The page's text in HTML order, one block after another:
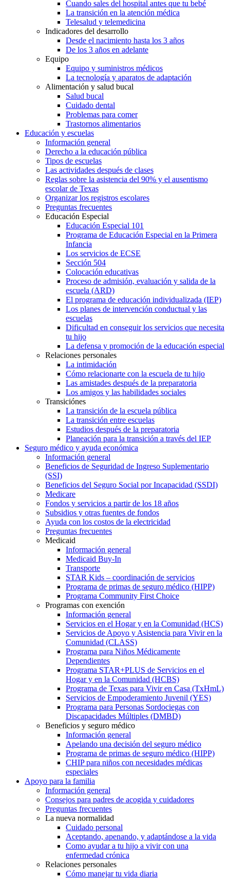
Cuando sales del hospital antes que tu bebé
La transición en la atención médica
Telesalud y telemedicina
Indicadores del desarrollo
Desde el nacimiento hasta los 3 años
De los 3 años en adelante
Equipo
Equipo y suministros médicos
La tecnología y aparatos de adaptación
Alimentación y salud bucal
Salud bucal
Cuidado dental
Problemas para comer
Trastornos alimentarios
Educación y escuelas
Información general
Derecho a la educación pública
Tipos de escuelas
Las actividades después de clases
Reglas sobre la asistencia del 90% y el ausentismo
escolar de Texas
Organizar los registros escolares
Preguntas frecuentes
Educación Especial
Educación Especial 101
Programa de Educación Especial en la Primera
Infancia
Los servicios de ECSE
Sección 504
Colocación educativas
Proceso de admisión, evaluación y salida de la
escuela (ARD)
El programa de educación individualizada (IEP)
Los planes de intervención conductual y las
escuelas
Dificultad en conseguir los servicios que necesita
tu hijo
La defensa y promoción de la educación especial
Relaciones personales
La intimidación
Cómo relacionarte con la escuela de tu hijo
Las amistades después de la preparatoria
Los amigos y las habilidades sociales
Transiciónes
La transición de la escuela pública
La transición entre escuelas
Estudios después de la preparatoria
Planeación para la transición a través del IEP
Seguro médico y ayuda económica
Información general
Beneficios de Seguridad de Ingreso Suplementario
(SSI)
Beneficios del Seguro Social por Incapacidad (SSDI)
Medicare
Fondos y servicios a partir de los 18 años
Subsidios y otras fuentes de fondos
Ayuda con los costos de la electricidad
Preguntas frecuentes
Medicaid
Información general
Medicaid Buy-In
Transporte
STAR Kids – coordinación de servicios
Programa de primas de seguro médico (HIPP)
Programa Community First Choice
Programas con exención
Información general
Servicios en el Hogar y en la Comunidad (HCS)
Servicios de Apoyo y Asistencia para Vivir en la
Comunidad (CLASS)
Programa para Niños Médicamente
Dependientes
Programa STAR+PLUS de Servicios en el
Hogar y en la Comunidad (HCBS)
Programa de Texas para Vivir en Casa (TxHmL)
Servicios de Empoderamiento Juvenil (YES)
Programa para Personas Sordociegas con
Discapacidades Múltiples (DMBD)
Beneficios y seguro médico
Información general
Apelando una decisión del seguro médico
Programa de primas de seguro médico (HIPP)
CHIP para niños con necesidades médicas
especiales
Apoyo para la familia
Información general
Consejos para padres de acogida y cuidadores
Preguntas frecuentes
La nueva normalidad
Cuidado personal
Aceptando, apenando, y adaptándose a la vida
Como ayudar a tu hijo a vivir con una
enfermedad crónica
Relaciones personales
Cómo manejar tu vida diaria